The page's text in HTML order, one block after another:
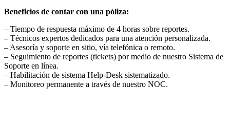
Beneficios de contar con una póliza:
– Tiempo de respuesta máximo de 4 horas sobre reportes.
– Técnicos expertos dedicados para una atención personalizada.
– Asesoría y soporte en sitio, vía telefónica o remoto.
– Seguimiento de reportes (tickets) por medio de nuestro Sistema de
Soporte en línea.
– Habilitación de sistema Help-Desk sistematizado.
– Monitoreo permanente a través de nuestro NOC.